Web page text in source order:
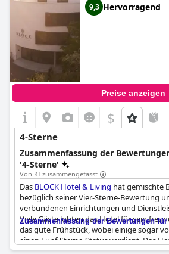
9,3 Hervorragend
Preise anzeigen
$
4-Sterne
Zusammenfassung der
'4-Sterne'
Von KI zusammengefasst
Das BLOCK Hotel & Living hat gemischte
bezüglich seiner Vier-Sterne-Bewertung
verbundenen Einrichtungen und
Viele Gäste lobten das Hotel für sein
das gute Frühstück, wobei einige sogar
einen Fünf-Sterne-Status verdient. Das
dafür gelobt, dass es die von einem Vier-
Zusammenfassung der Bewertungen